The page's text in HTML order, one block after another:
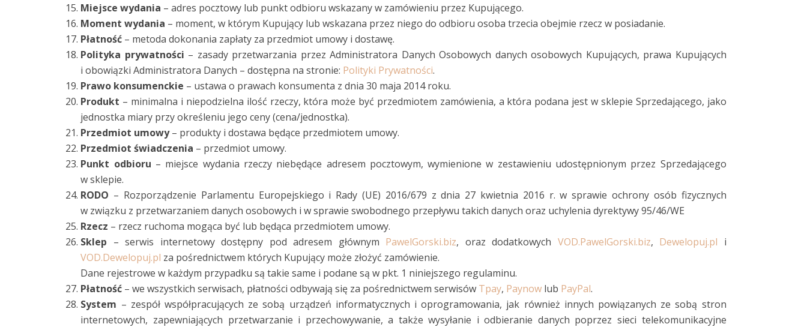
Miejsce wydania – adres pocztowy lub punkt odbioru wskazany w zamówieniu przez Kupującego.
Moment wydania – moment, w którym Kupujący lub wskazana przez niego do odbioru osoba trzecia obejmie rzecz w posiadanie.
Płatność – metoda dokonania zapłaty za przedmiot umowy i dostawę.
Polityka prywatności – zasady przetwarzania przez Administratora Danych Osobowych danych osobowych Kupujących, prawa Kupujących
i obowiązki Administratora Danych – dostępna na stronie: Polityki Prywatności.
Prawo konsumenckie – ustawa o prawach konsumenta z dnia 30 maja 2014 roku.
Produkt – minimalna i niepodzielna ilość rzeczy, która może być przedmiotem zamówienia, a która podana jest w sklepie Sprzedającego, jako
jednostka miary przy określeniu jego ceny (cena/jednostka).
Przedmiot umowy– produkty i dostawa będące przedmiotem umowy.
Przedmiot świadczenia – przedmiot umowy.
Punkt odbioru – miejsce wydania rzeczy niebędące adresem pocztowym, wymienione w zestawieniu udostępnionym przez Sprzedającego
w sklepie.
RODO – Rozporządzenie Parlamentu Europejskiego i Rady (UE) 2016/679 z dnia 27 kwietnia 2016 r. w sprawie ochrony osób fizycznych
w związku z przetwarzaniem danych osobowych i w sprawie swobodnego przepływu takich danych oraz uchylenia dyrektywy 95/46/WE
Rzecz – rzecz ruchoma mogąca być lub będąca przedmiotem umowy.
Sklep – serwis internetowy dostępny pod adresem głównym PawelGorski.biz, oraz dodatkowych VOD.PawelGorski.biz, Dewelopuj.pl i
VOD.Dewelopuj.pl za pośrednictwem których Kupujący może złożyć zamówienie.
Dane rejestrowe w każdym przypadku są takie same i podane są w pkt. 1 niniejszego regulaminu.
Płatność – we wszystkich serwisach, płatności odbywają się za pośrednictwem serwisów Tpay, Paynow lub PayPal.
System – zespół współpracujących ze sobą urządzeń informatycznych i oprogramowania, jak również innych powiązanych ze sobą stron
internetowych, zapewniających przetwarzanie i przechowywanie, a także wysyłanie i odbieranie danych poprzez sieci telekomunikacyjne